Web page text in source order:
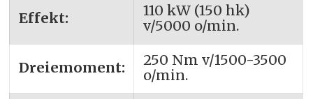
Effekt:
110 kW (150 hk)
v/5000 o/min.
Dreiemoment:
250 Nm v/1500-3500
o/min.